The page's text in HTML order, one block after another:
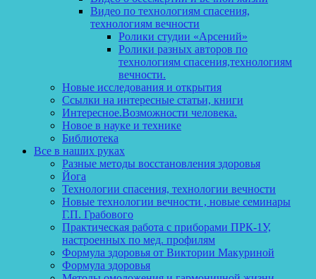
Видео по технологиям спасения,
технологиям вечности
Ролики студии «Арсений»
Ролики разных авторов по
технологиям спасения,технологиям
вечности.
Новые исследования и открытия
Ссылки на интересные статьи, книги
Интересное.Возможности человека.
Новое в науке и технике
Библиотека
Все в наших руках
Разные методы восстановления здоровья
Йога
Технологии спасения, технологии вечности
Новые технологии вечности , новые семинары
Г.П. Грабового
Практическая работа с приборами ПРК-1У,
настроенных по мед. профилям
Формула здоровья от Виктории Макуриной
Формула здоровья